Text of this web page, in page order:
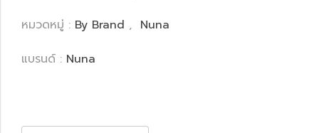
หมวดหมู่ : By Brand , Nuna
แบรนด์ : Nuna